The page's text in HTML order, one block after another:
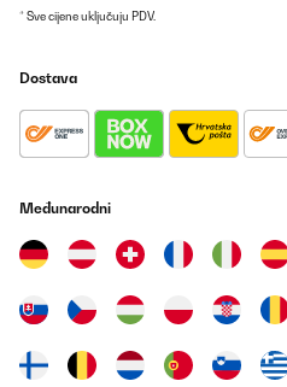
* Sve cijene uključuju PDV.
Dostava
Međunarodni